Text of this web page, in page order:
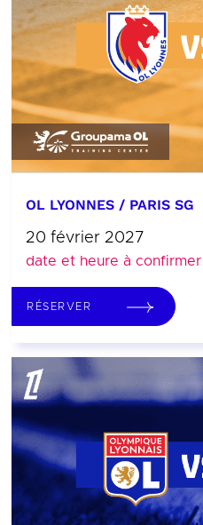
OL LYONNES / PARIS SG
20 février 2027
date et heure à confirmer
RÉSERVER